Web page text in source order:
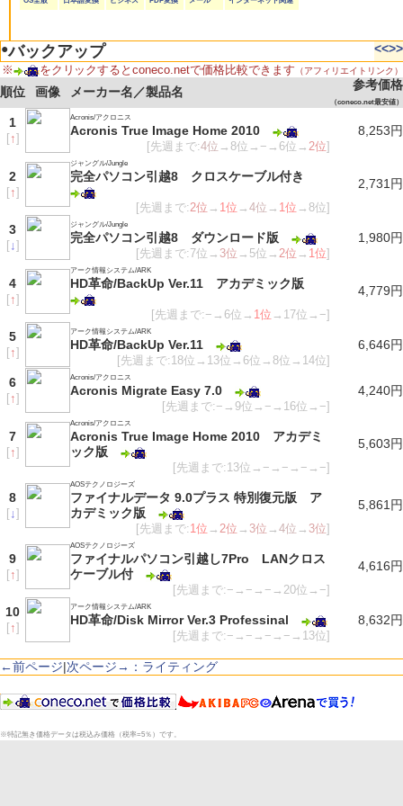
●バックアップ <<>>
※ をクリックするとconeco.netで価格比較できます （アフィリエイトリンク）
順位 画像 メーカー名／製品名 参考価格
（coneco.net最安値）
1
[↑]
Acronis/アクロニス
Acronis True Image Home 2010
[先週まで:4位 →8位→−→6位→2位]
8,253円
2
[↑]
ジャングル/Jungle
完全パソコン引越8 クロスケーブル付き
[先週まで:2位 → 1位 →4位 → 1位 →8位]
2,731円
3
[↓]
ジャングル/Jungle
完全パソコン引越8 ダウンロード版
[先週まで:7位→ 3位 →5位→2位 → 1位]
1,980円
4
[↑]
アーク情報システム/ARK
HD革命/BackUp Ver.11 アカデミック版
[先週まで:−→6位→ 1位 →17位→−]
4,779円
5
[↑]
アーク情報システム/ARK
HD革命/BackUp Ver.11
[先週まで:18位→13位→6位→8位→14位]
6,646円
6
[↑]
Acronis/アクロニス
Acronis Migrate Easy 7.0
[先週まで:−→9位→−→16位→−]
4,240円
7
[↑]
Acronis/アクロニス
Acronis True Image Home 2010 アカデミ
ック版
[先週まで:13位→−→−→−→−]
5,603円
8
[↓]
AOSテクノロジーズ
ファイナルデータ 9.0プラス 特別復元版 ア
カデミック版
[先週まで:1位 →2位 → 3位 →4位 → 3位]
5,861円
9
[↑]
AOSテクノロジーズ
ファイナルパソコン引越し7Pro LANクロス
ケーブル付
[先週まで:−→−→−→20位→−]
4,616円
10
[↑]
アーク情報システム/ARK
HD革命/Disk Mirror Ver.3 Professinal
[先週まで:−→−→−→−→13位]
8,632円
←前ページ|次ページ→：ライティング
※特記無き価格データは税込み価格（税率=5％）です。